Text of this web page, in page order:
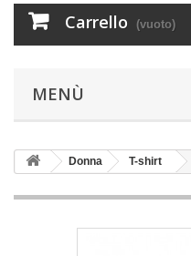
Carrello (vuoto)
MENÙ
Donna T-shirt